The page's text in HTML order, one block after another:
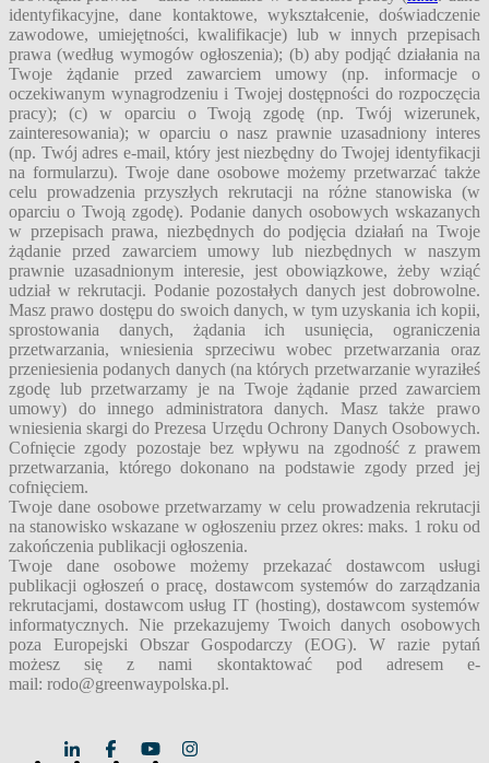
identyfikacyjne, dane kontaktowe, wykształcenie, doświadczenie
zawodowe, umiejętności, kwalifikacje) lub w innych przepisach
prawa (według wymogów ogłoszenia); (b) aby podjąć działania na
Twoje żądanie przed zawarciem umowy (np. informacje o
oczekiwanym wynagrodzeniu i Twojej dostępności do rozpoczęcia
pracy); (c) w oparciu o Twoją zgodę (np. Twój wizerunek,
zainteresowania); w oparciu o nasz prawnie uzasadniony interes
(np. Twój adres e-mail, który jest niezbędny do Twojej identyfikacji
na formularzu). Twoje dane osobowe możemy przetwarzać także
celu prowadzenia przyszłych rekrutacji na różne stanowiska (w
oparciu o Twoją zgodę). Podanie danych osobowych wskazanych
w przepisach prawa, niezbędnych do podjęcia działań na Twoje
żądanie przed zawarciem umowy lub niezbędnych w naszym
prawnie uzasadnionym interesie, jest obowiązkowe, żeby wziąć
udział w rekrutacji. Podanie pozostałych danych jest dobrowolne.
Masz prawo dostępu do swoich danych, w tym uzyskania ich kopii,
sprostowania danych, żądania ich usunięcia, ograniczenia
przetwarzania, wniesienia sprzeciwu wobec przetwarzania oraz
przeniesienia podanych danych (na których przetwarzanie wyraziłeś
zgodę lub przetwarzamy je na Twoje żądanie przed zawarciem
umowy) do innego administratora danych. Masz także prawo
wniesienia skargi do Prezesa Urzędu Ochrony Danych Osobowych.
Cofnięcie zgody pozostaje bez wpływu na zgodność z prawem
przetwarzania, którego dokonano na podstawie zgody przed jej
cofnięciem.
Twoje dane osobowe przetwarzamy w celu prowadzenia rekrutacji
na stanowisko wskazane w ogłoszeniu przez okres: maks. 1 roku od
zakończenia publikacji ogłoszenia.
Twoje dane osobowe możemy przekazać dostawcom usługi
publikacji ogłoszeń o pracę, dostawcom systemów do zarządzania
rekrutacjami, dostawcom usług IT (hosting), dostawcom systemów
informatycznych. Nie przekazujemy Twoich danych osobowych
poza Europejski Obszar Gospodarczy (EOG). W razie pytań
możesz się z nami skontaktować pod adresem e-
mail: rodo@greenwaypolska.pl.